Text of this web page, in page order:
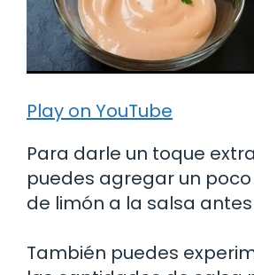
Play on YouTube
Para darle un toque
puedes agregar un
de limón a la salsa
También puedes